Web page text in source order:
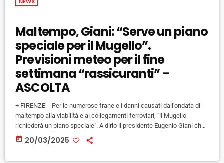
NEWS
Maltempo, Giani: “Serve un piano
speciale per il Mugello”.
Previsioni meteo per il fine
settimana “rassicuranti” –
ASCOLTA
+ FIRENZE - Per le numerose frane e i danni causati dall'ondata di
maltempo alla viabilità e ai collegamenti ferroviari, "il Mugello
richiederà un piano speciale". A dirlo il presidente Eugenio Giani che
stamani sull’emergenza maltempo ha fatto un punto insieme
all’assessora all’ambiente e protezione civile Monia Monni. Il
today 20/03/2025